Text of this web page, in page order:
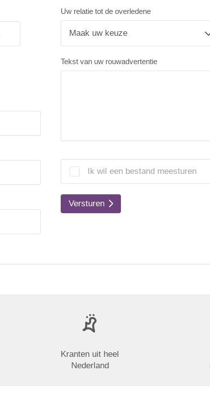
Uw relatie tot de overledene
Tekst van uw rouwadvertentie
Ik wil een bestand meesturen
Versturen
Kranten uit heel
Nederland